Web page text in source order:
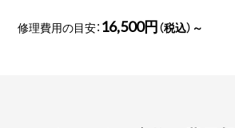
修理費用の目安： 16,500円（税込）～